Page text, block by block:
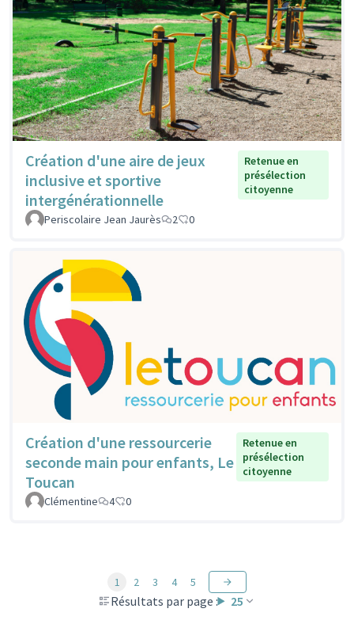
Création d'une aire de jeux
inclusive et sportive
intergénérationnelle
Retenue en
présélection
citoyenne
Periscolaire Jean Jaurès 2 0
Création d'une ressourcerie
seconde main pour enfants, Le
Toucan
Retenue en
présélection
citoyenne
Clémentine 4 0
Résultats par page : 25
1 2 3 4 5